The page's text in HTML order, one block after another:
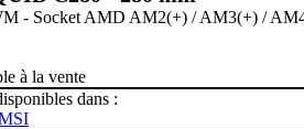
- Socket AMD AM2(+) / AM3(+) /
à la vente
dans :